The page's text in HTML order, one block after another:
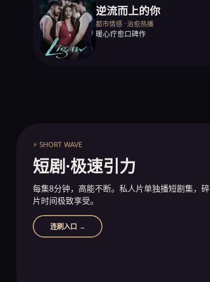
逆流而上的你
都市情感 · 治愈热播
暖心疗愈口碑作
⚡ SHORT WAVE
短剧·极速引力
每集8分钟，高能不断。私人片单独播短剧集，碎
片时间极致享受。
连刷入口 →